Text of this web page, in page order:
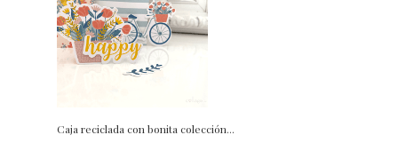
Caja reciclada con bonita colección...